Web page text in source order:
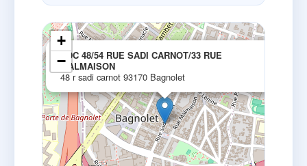
SDC 48/54 RUE SADI CARNOT/33 RUE
MALMAISON
48 r sadi carnot 93170 Bagnolet
+
−